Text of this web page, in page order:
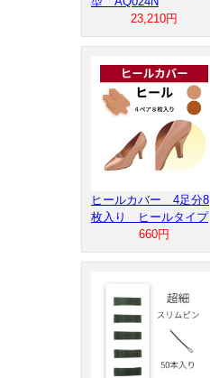
23,210円
ヒールカバー 4足分8
枚入り ヒールタイプ
660円